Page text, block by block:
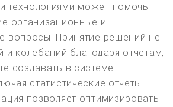
технологиями может помочь
организационные и
вопросы. Принятие решений не
и колебаний благодаря отчетам,
создавать в системе
статистические отчеты.
позволяет оптимизировать